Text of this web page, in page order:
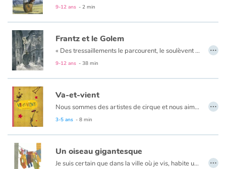
Émotions et sentiments
Formats et illustrations
Catalogue anglais
Contraste +
Aide
Accueil
9-12 ans - 2 min
Frantz et le Golem
« Des tressaillements le parcourent, le soulèvent et il se sent comme propulsé dans les airs par une force étrange. Il ouvre les yeux et hagard regarde autour de lui.
9-12 ans - 38 min
…
Va-et-vient
Nous sommes des artistes de cirque et nous aimons bouger, de-ci, de-là, par ici et par là.
3-5 ans - 8 min
…
Un oiseau gigantesque
Je suis certain que dans la ville où je vis, habite un animal gigantesque... …